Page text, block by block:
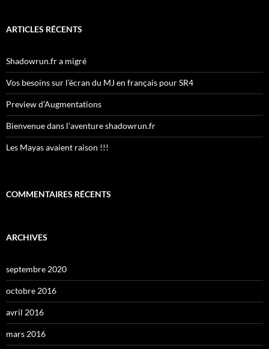
ARTICLES RÉCENTS
Shadowrun.fr a migré
Vos besoins sur l’écran du MJ en français pour SR4
Preview d’Augmentations
Bienvenue dans l’aventure shadowrun.fr
Les Mayas avaient raison !!!
COMMENTAIRES RÉCENTS
ARCHIVES
septembre 2020
octobre 2016
avril 2016
mars 2016